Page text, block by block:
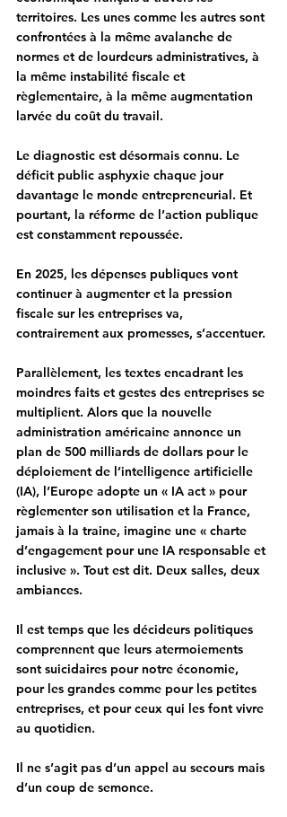
territoires. Les unes comme les autres sont
confrontées à la même avalanche de
normes et de lourdeurs administratives, à
la même instabilité fiscale et
règlementaire, à la même augmentation
larvée du coût du travail.
Le diagnostic est désormais connu. Le
déficit public asphyxie chaque jour
davantage le monde entrepreneurial. Et
pourtant, la réforme de l’action publique
est constamment repoussée.
En 2025, les dépenses publiques vont
continuer à augmenter et la pression
fiscale sur les entreprises va,
contrairement aux promesses, s’accentuer.
Parallèlement, les textes encadrant les
moindres faits et gestes des entreprises se
multiplient. Alors que la nouvelle
administration américaine annonce un
plan de 500 milliards de dollars pour le
déploiement de l’intelligence artificielle
(IA), l’Europe adopte un « IA act » pour
règlementer son utilisation et la France,
jamais à la traine, imagine une « charte
d’engagement pour une IA responsable et
inclusive ». Tout est dit. Deux salles, deux
ambiances.
Il est temps que les décideurs politiques
comprennent que leurs atermoiements
sont suicidaires pour notre économie,
pour les grandes comme pour les petites
entreprises, et pour ceux qui les font vivre
au quotidien.
Il ne s’agit pas d’un appel au secours mais
d’un coup de semonce.